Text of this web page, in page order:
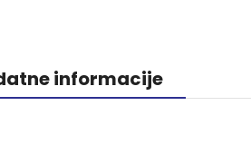
informacije